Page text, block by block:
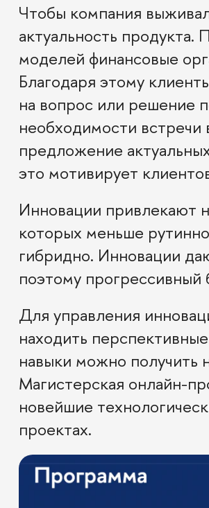
Чтобы компания
актуальность
моделей финансовые
Благодаря этому
на вопрос или решение
необходимости
предложение
это мотивирует
Инновации привлекают
которых меньше
гибридно. Инновации
поэтому прогрессивный
Для управления
находить
навыки можно получить
Магистерская онлайн-
новейшие
проектах.